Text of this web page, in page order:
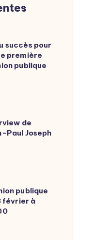
succès pour
première
publique
de
Paul Joseph
publique
février à